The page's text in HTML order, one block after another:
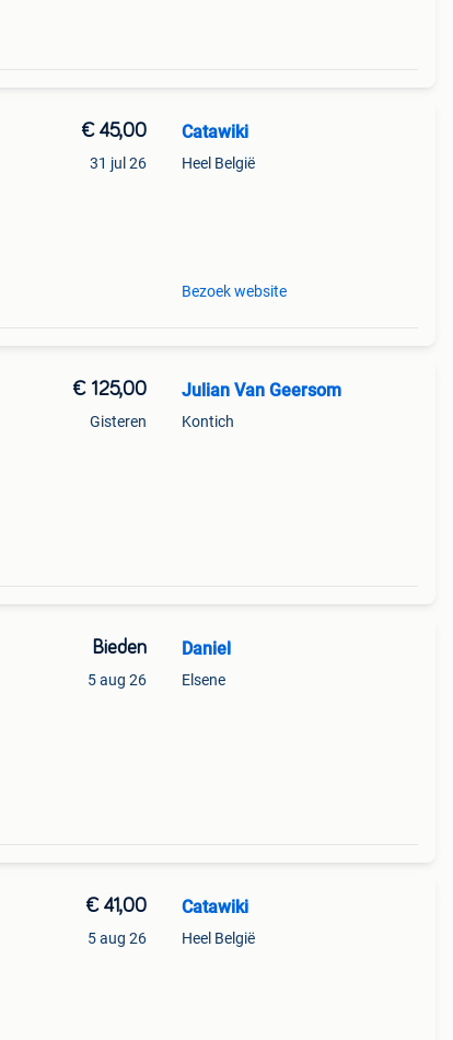
€ 45,00
31 jul 26
Catawiki
Heel België
Bezoek website
€ 125,00
Gisteren
Julian Van Geersom
Kontich
Bieden
5 aug 26
Daniel
Elsene
€ 41,00
5 aug 26
Catawiki
Heel België